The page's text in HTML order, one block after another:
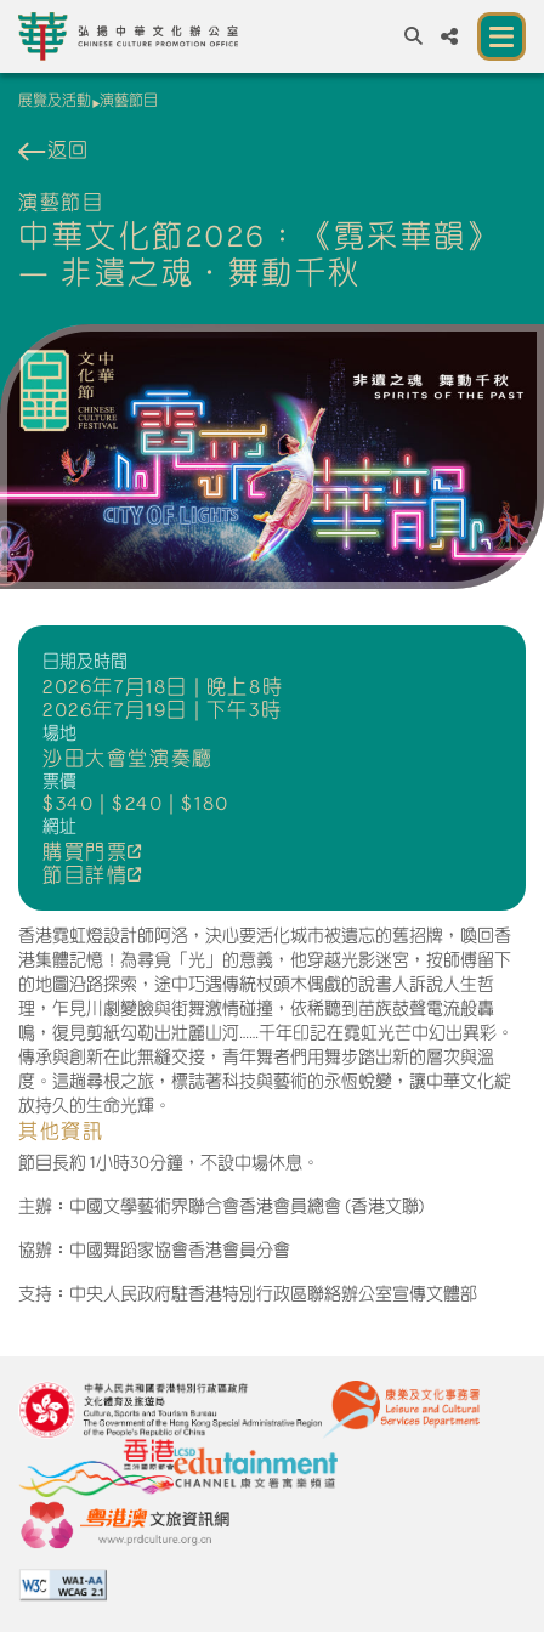
EN繁簡
一所讓公眾體驗中華文化的新場館
中華文化節 2026
資源
合作夥伴
聯絡我們
展覽及活動 演藝節目
返回
演藝節目
中華文化節2026：《霓采華韻》
— 非遺之魂．舞動千秋
日期及時間
2026年7月18日 | 晚上8時
2026年7月19日 | 下午3時
場地
沙田大會堂演奏廳
票價
$340 | $240 | $180
網址
購買門票
節目詳情
香港霓虹燈設計師阿洛，決心要活化城市被遺忘的舊招牌，喚回香
港集體記憶！為尋覓「光」的意義，他穿越光影迷宮，按師傅留下
的地圖沿路探索，途中巧遇傳統杖頭木偶戲的說書人訴說人生哲
理，乍見川劇變臉與街舞激情碰撞，依稀聽到苗族鼓聲電流般轟
鳴，復見剪紙勾勒出壯麗山河……千年印記在霓虹光芒中幻出異彩。
傳承與創新在此無縫交接，青年舞者們用舞步踏出新的層次與溫
度。這趟尋根之旅，標誌著科技與藝術的永恆蛻變，讓中華文化綻
放持久的生命光輝。
其他資訊
節目長約 1小時30分鐘，不設中場休息。
主辦︰中國文學藝術界聯合會香港會員總會 (香港文聯)
協辦︰中國舞蹈家協會香港會員分會
支持︰中央人民政府駐香港特別行政區聯絡辦公室宣傳文體部